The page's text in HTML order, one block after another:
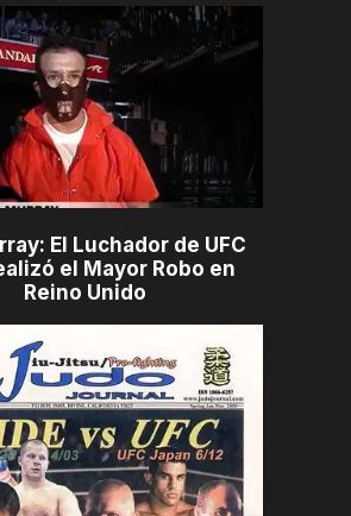
El Luchador de UFC
el Mayor Robo en
Reino Unido